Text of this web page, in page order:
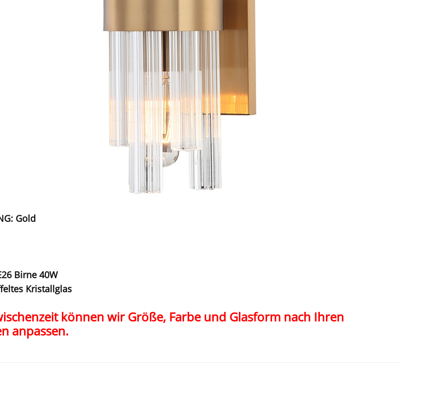
Gold
Birne 40W
Kristallglas
können wir Größe, Farbe und Glasform nach Ihren
anpassen.